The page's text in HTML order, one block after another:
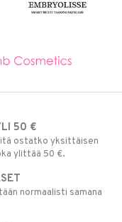
50 €
ostatko yksittäisen
ylittää 50 €.
normaalisti samana